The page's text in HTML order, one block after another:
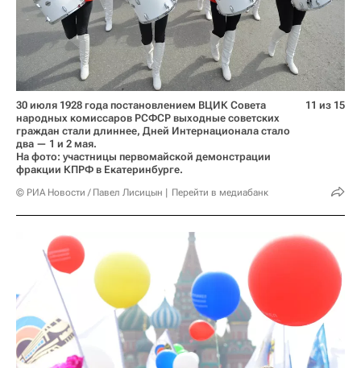
30 июля 1928 года постановлением ВЦИК Совета
народных комиссаров РСФСР выходные советских
граждан стали длиннее, Дней Интернационала стало
два — 1 и 2 мая.
На фото: участницы первомайской демонстрации
фракции КПРФ в Екатеринбурге.
© РИА Новости / Павел Лисицын Перейти в медиабанк
11 из 15